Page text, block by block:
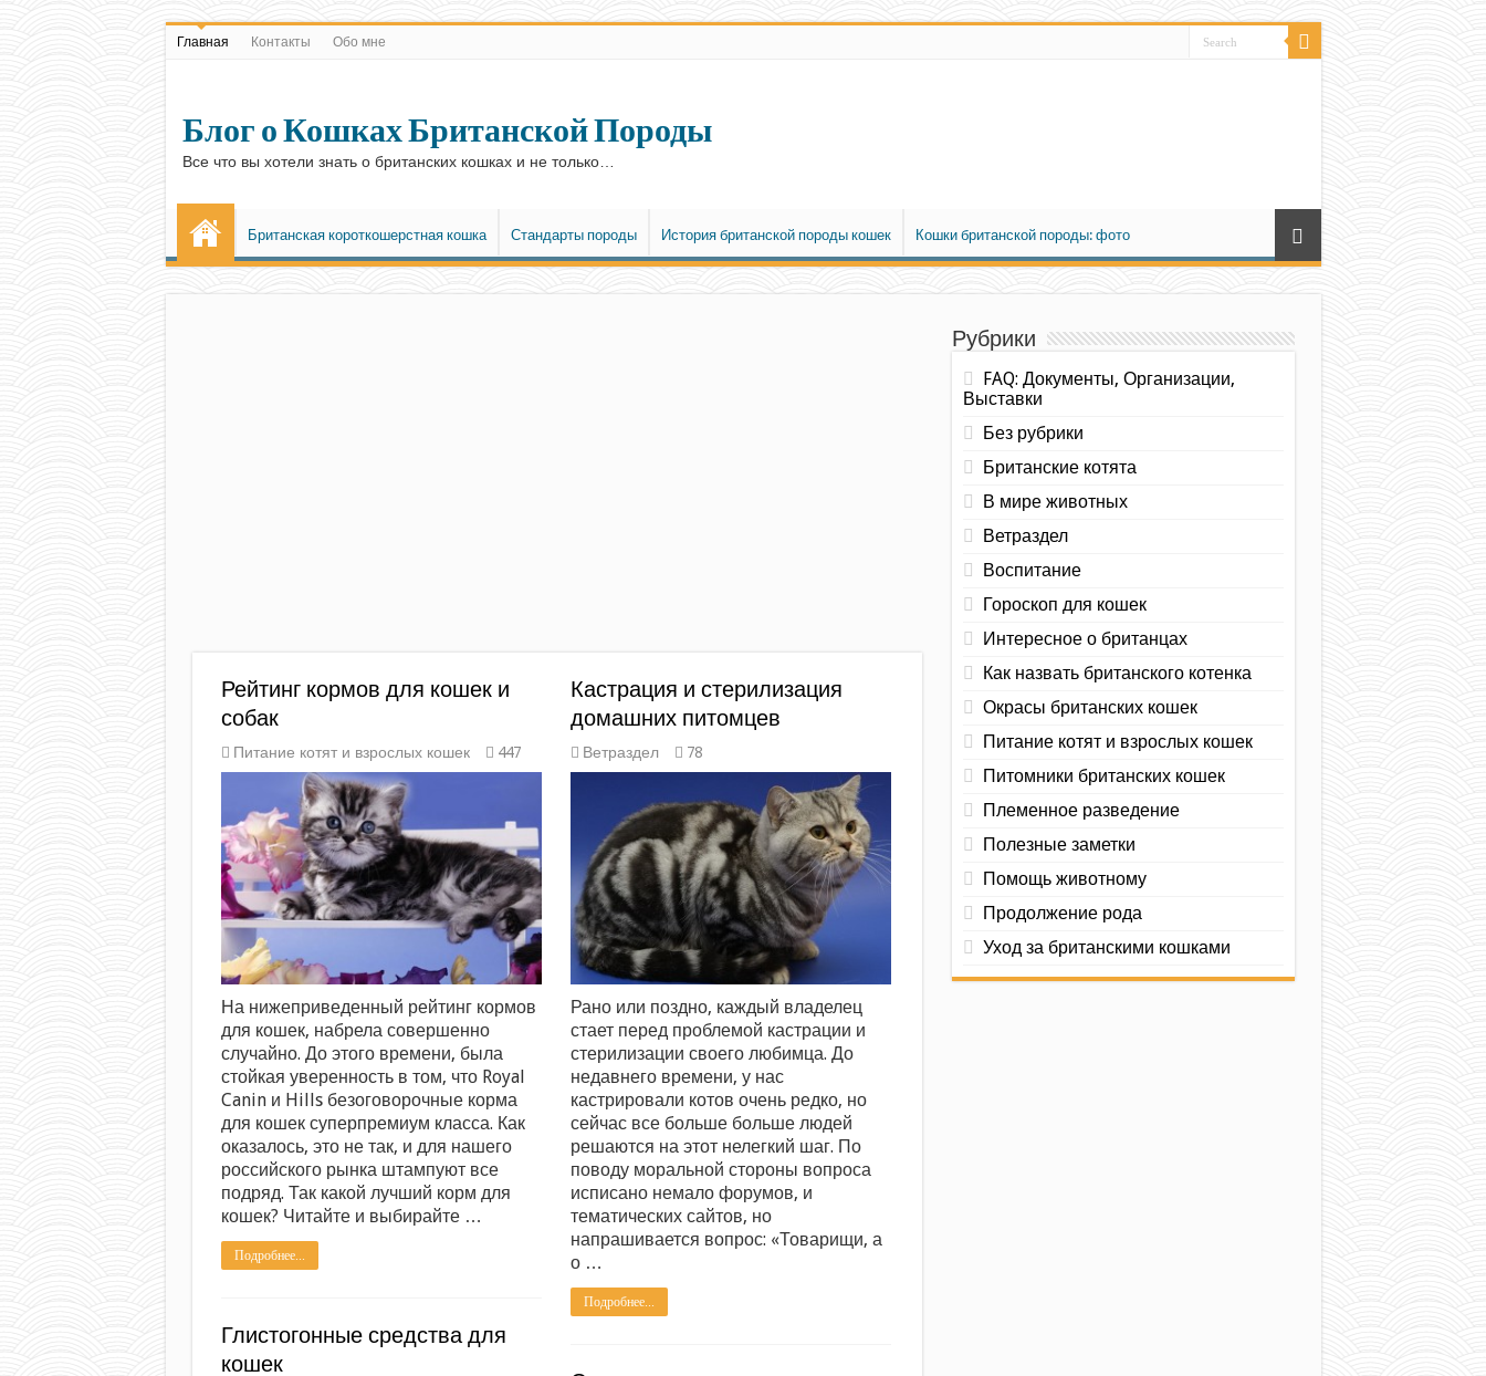
Главная Контакты Обо мне
Блог о Кошках Британской Породы
Все что вы хотели знать о британских кошках и не только…
Британская короткошерстная кошка Стандарты породы История британской породы кошек Кошки британской породы: фото
Рейтинг кормов для кошек и
собак
Питание котят и взрослых кошек 447
На нижеприведенный рейтинг кормов
для кошек, набрела совершенно
случайно. До этого времени, была
стойкая уверенность в том, что Royal
Canin и Hills безоговорочные корма
для кошек суперпремиум класса. Как
оказалось, это не так, и для нашего
российского рынка штампуют все
подряд. Так какой лучший корм для
кошек? Читайте и выбирайте …
Подробнее...
Кастрация и стерилизация
домашних питомцев
Ветраздел 78
Рано или поздно, каждый владелец
стает перед проблемой кастрации и
стерилизации своего любимца. До
недавнего времени, у нас
кастрировали котов очень редко, но
сейчас все больше больше людей
решаются на этот нелегкий шаг. По
поводу моральной стороны вопроса
исписано немало форумов, и
тематических сайтов, но
напрашивается вопрос: «Товарищи, а
о …
Подробнее...
Глистогонные средства для
кошек
Рубрики
FAQ: Документы, Организации,
Выставки
Без рубрики
Британские котята
В мире животных
Ветраздел
Воспитание
Гороскоп для кошек
Интересное о британцах
Как назвать британского котенка
Окрасы британских кошек
Питание котят и взрослых кошек
Питомники британских кошек
Племенное разведение
Полезные заметки
Помощь животному
Продолжение рода
Уход за британскими кошками